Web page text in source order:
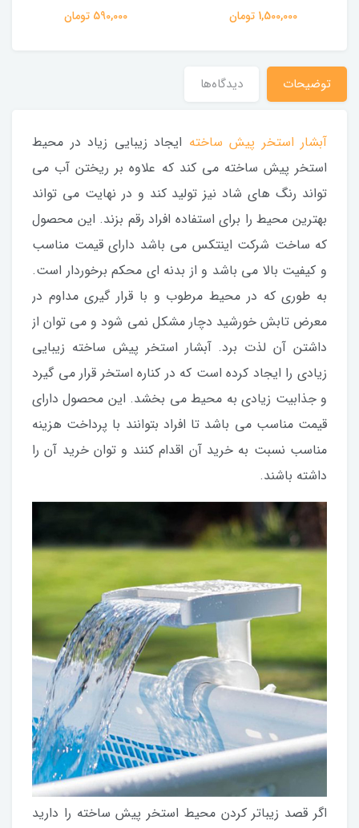
1,500,000 تومان 590,000 تومان
توضیحات دیدگاه‌ها
آبشار استخر پیش ساخته ایجاد زیبایی زیاد در محیط
استخر پیش ساخته می کند که علاوه بر ریختن آب می
تواند رنگ های شاد نیز تولید کند و در نهایت می تواند
بهترین محیط را برای استفاده افراد رقم بزند. این محصول
که ساخت شرکت اینتکس می باشد دارای قیمت مناسب
و کیفیت بالا می باشد و از بدنه ای محکم برخوردار است.
به طوری که در محیط مرطوب و با قرار گیری مداوم در
معرض تابش خورشید دچار مشکل نمی شود و می توان از
داشتن آن لذت برد. آبشار استخر پیش ساخته زیبایی
زیادی را ایجاد کرده است که در کناره استخر قرار می گیرد
و جذابیت زیادی به محیط می بخشد. این محصول دارای
قیمت مناسب می باشد تا افراد بتوانند با پرداخت هزینه
مناسب نسبت به خرید آن اقدام کنند و توان خرید آن را
داشته باشند.
اگر قصد زیباتر کردن محیط استخر پیش ساخته را دارید